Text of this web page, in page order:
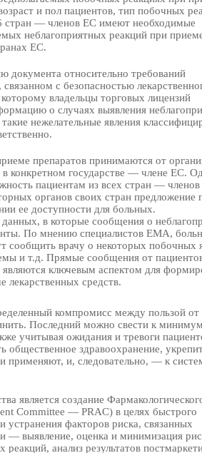
и пол пациентов, тип побочных
стран — членов ЕС имеют необходимые
неблагоприятных реакций при
ЕС.
документа относительно требований
с безопасностью
владельцы торговых лицензий
о случаях выявления
нежелательные явления
препаратов принимаются от
конкретном государстве — члене ЕС.
пациентам из всех стран —
органов своих стран предложение
ее доступности для больных.
в которые сообщения о
По мнению специалистов ЕМА,
сообщить врачу о некоторых побочных
и т.д. Прямые сообщения от
ключевым аспектом для
лекарственных средств.
компромисс между пользой от
Последний можно свести к
учитывая ожидания и тревоги
общественное здравоохранение,
применяют, и, следовательно, — к
является создание
Committee — PRAC) в целях быстрого
устранения факторов риска, связанных
— выявление, оценка и минимизация
анализ результатов